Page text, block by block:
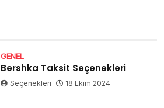
GENEL
Bershka Taksit Seçenekleri
Seçenekleri 18 Ekim 2024